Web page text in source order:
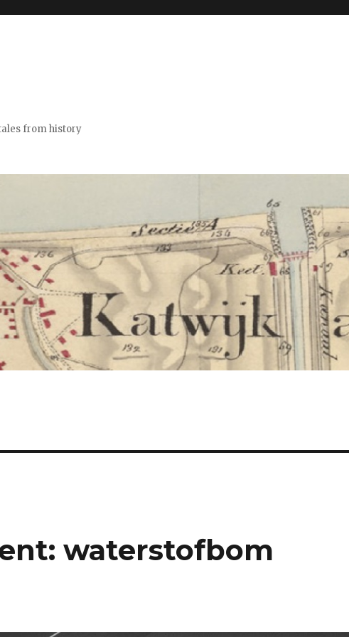
from history
waterstofbom